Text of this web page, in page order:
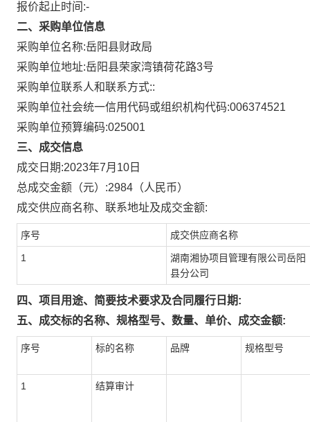
报价起止时间:-
二、采购单位信息
采购单位名称:岳阳县财政局
采购单位地址:岳阳县荣家湾镇荷花路3号
采购单位联系人和联系方式::
采购单位社会统一信用代码或组织机构代码:006374521
采购单位预算编码:025001
三、成交信息
成交日期:2023年7月10日
总成交金额（元）:2984 （人民币）
成交供应商名称、联系地址及成交金额:
序号 成交供应商名称
1
湖南湘协项目管理有限公司岳阳
县分公司
四、项目用途、简要技术要求及合同履行日期:
五、成交标的名称、规格型号、数量、单价、成交金额:
序号 标的名称 品牌 规格型号
1 结算审计